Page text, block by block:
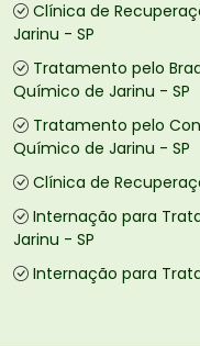
Clínica de
Jarinu - SP
Tratamento pelo
Químico de Jarinu - SP
Tratamento pelo
Químico de Jarinu - SP
Clínica de
Internação para
Jarinu - SP
Internação para